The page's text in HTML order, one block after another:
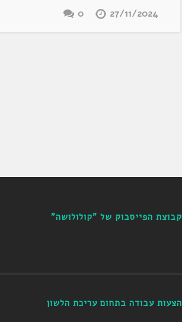
27/11/2024
0
קבוצת הפייסבוק של "קולולושה"
הצעות עבודה בתחום עריכת הלשון